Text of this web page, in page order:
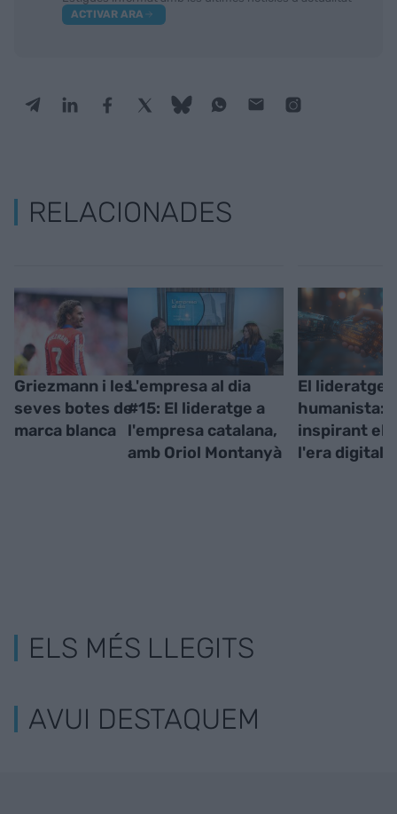
ACTIVAR ARA
RELACIONADES
Griezmann i les
seves botes de
marca blanca
L'empresa al dia
#15: El lideratge a
l'empresa catalana,
amb Oriol Montanyà
El lideratge
humanista:
inspirant el
l'era digital
ELS MÉS LLEGITS
AVUI DESTAQUEM